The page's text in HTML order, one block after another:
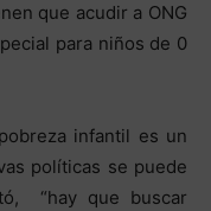
que acudir a ONG
para niños de 0
infantil es un
políticas se puede
“hay que buscar